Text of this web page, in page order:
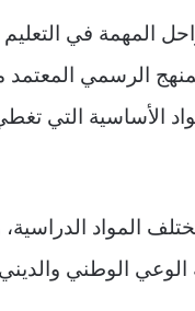
المهمة في
الرسمي المعتمد
التي تغطي
المواد الدراسية،
الوعي الوطني